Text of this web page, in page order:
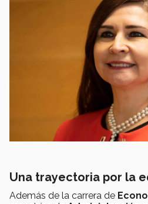
Una trayectoria por la
Además de la carrera de